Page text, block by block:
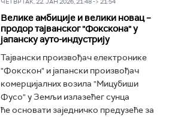
Велике амбиције и велики новац –
продор тајванског "Фокскона" у
јапанску ауто-индустрију
Тајвански произвођач електронике
"Фокскон" и јапански произвођач
комерцијалних возила "Мицубиши
Фусо" у Земљи излазећег сунца
ће основати заједничко предузеће за